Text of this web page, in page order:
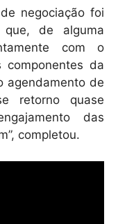
negociação foi
que, de alguma
com o
componentes da
agendamento de
retorno quase
das
completou.